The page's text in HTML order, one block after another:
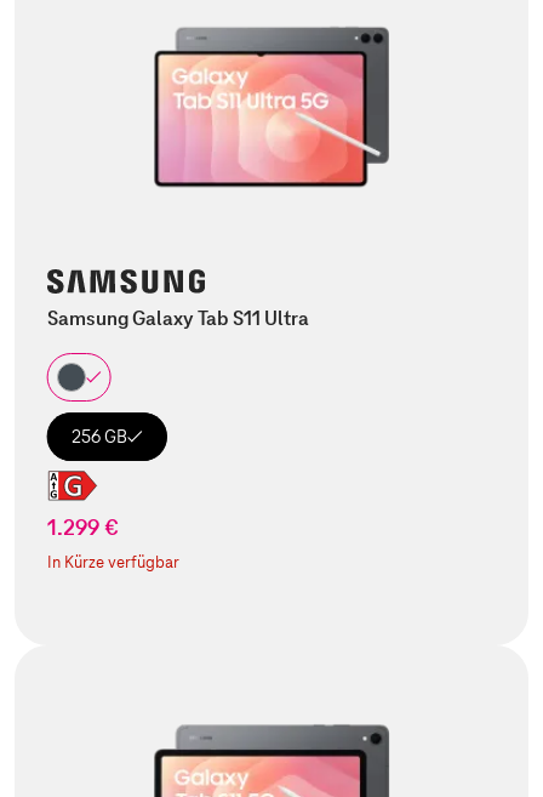
Samsung Galaxy Tab S11 Ultra
256 GB
1.299 €
In Kürze verfügbar